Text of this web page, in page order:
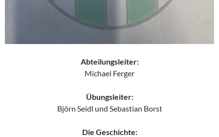
Abteilungsleiter:
Michael Ferger
Übungsleiter:
Björn Seidl und Sebastian Borst
Die Geschichte: